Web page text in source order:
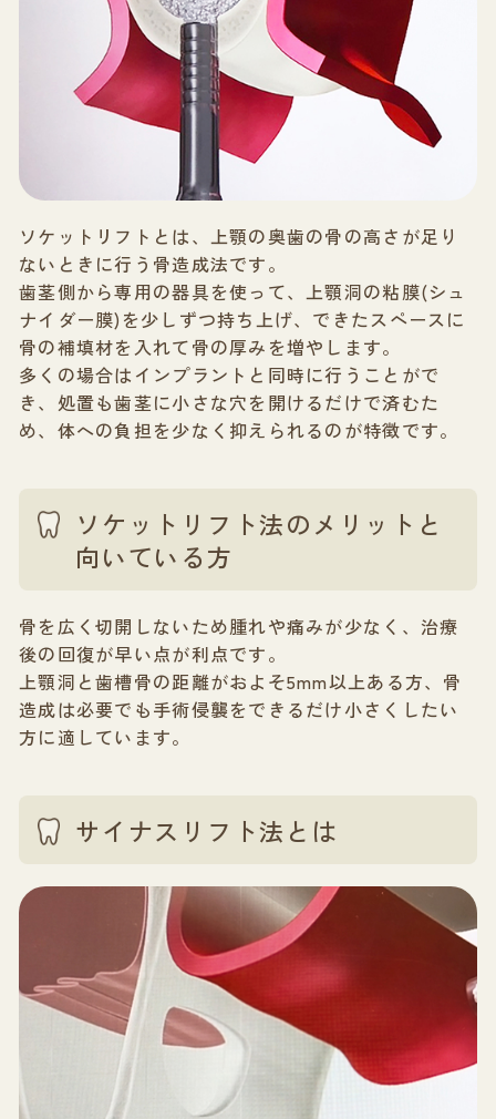
ソケットリフトとは、上顎の奥歯の骨の高さが足り
ないときに行う骨造成法です。
歯茎側から専用の器具を使って、上顎洞の粘膜(シュ
ナイダー膜)を少しずつ持ち上げ、できたスペースに
骨の補填材を入れて骨の厚みを増やします。
多くの場合はインプラントと同時に行うことがで
き、処置も歯茎に小さな穴を開けるだけで済むた
め、体への負担を少なく抑えられるのが特徴です。
ソケットリフト法のメリットと
向いている方
骨を広く切開しないため腫れや痛みが少なく、治療
後の回復が早い点が利点です。
上顎洞と歯槽骨の距離がおよそ5mm以上ある方、骨
造成は必要でも手術侵襲をできるだけ小さくしたい
方に適しています。
サイナスリフト法とは